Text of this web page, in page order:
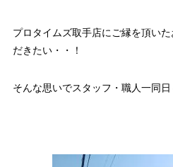
プロタイムズ取手店にご縁を頂い
だきたい・・！
そんな思いでスタッフ・職人一同